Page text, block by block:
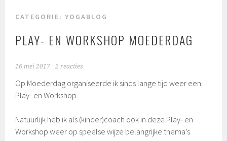
CATEGORIE:YOGABLOG
PLAY- EN WORKSHOP MOEDERDAG
16 mei 2017 2 reacties
Op Moederdag organiseerde ik sinds lange tijd weer een
Play- en Workshop.
Natuurlijk heb ik als (kinder)coach ook in deze Play- en
Workshop weer op speelse wijze belangrijke thema’s